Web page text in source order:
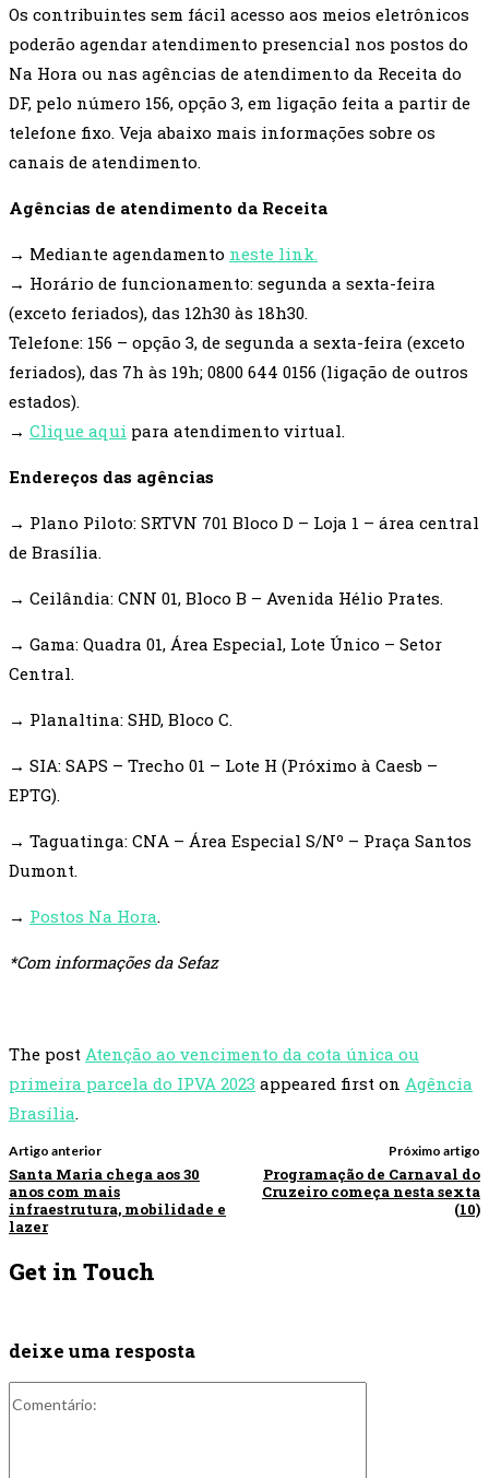
Os contribuintes sem fácil acesso aos meios eletrônicos
poderão agendar atendimento presencial nos postos do
Na Hora ou nas agências de atendimento da Receita do
DF, pelo número 156, opção 3, em ligação feita a partir de
telefone fixo. Veja abaixo mais informações sobre os
canais de atendimento.
Agências de atendimento da Receita
→ Mediante agendamento neste link.
→ Horário de funcionamento: segunda a sexta-feira
(exceto feriados), das 12h30 às 18h30.
Telefone: 156 – opção 3, de segunda a sexta-feira (exceto
feriados), das 7h às 19h; 0800 644 0156 (ligação de outros
estados).
→ Clique aqui para atendimento virtual.
Endereços das agências
→ Plano Piloto: SRTVN 701 Bloco D – Loja 1 – área central
de Brasília.
→ Ceilândia: CNN 01, Bloco B – Avenida Hélio Prates.
→ Gama: Quadra 01, Área Especial, Lote Único – Setor
Central.
→ Planaltina: SHD, Bloco C.
→ SIA: SAPS – Trecho 01 – Lote H (Próximo à Caesb –
EPTG).
→ Taguatinga: CNA – Área Especial S/Nº – Praça Santos
Dumont.
→ Postos Na Hora.
*Com informações da Sefaz
The post Atenção ao vencimento da cota única ou
primeira parcela do IPVA 2023 appeared first on Agência
Brasília.
Artigo anterior
Santa Maria chega aos 30
anos com mais
infraestrutura, mobilidade e
lazer
Próximo artigo
Programação de Carnaval do
Cruzeiro começa nesta sexta
(10)
Get in Touch
deixe uma resposta